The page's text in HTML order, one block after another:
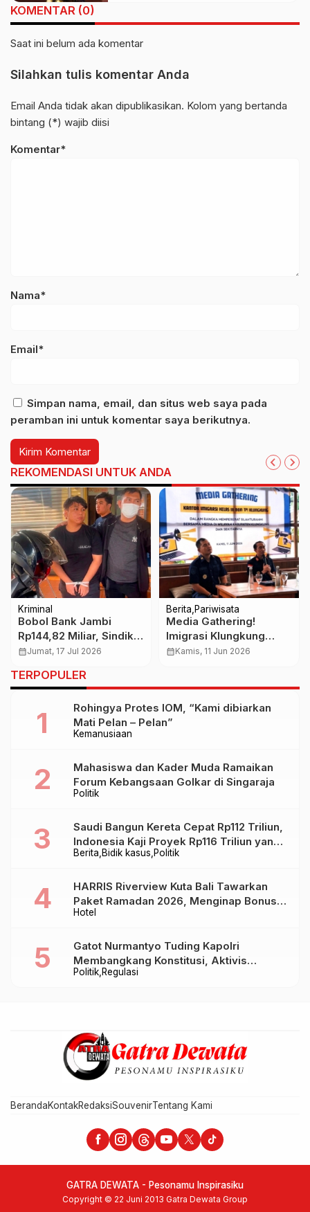
KOMENTAR (0)
Saat ini belum ada komentar
Silahkan tulis komentar Anda
Email Anda tidak akan dipublikasikan. Kolom yang bertanda
bintang (*) wajib diisi
Komentar*
Nama*
Email*
Simpan nama, email, dan situs web saya pada
peramban ini untuk komentar saya berikutnya.
REKOMENDASI UNTUK ANDA
Kriminal
Bobol Bank Jambi
Rp144,82 Miliar, Sindikat
Hacker Bulgaria
Penampung
calendar_monthJumat, 17 Jul 2026
Berita Pariwisata
Media Gathering!
Imigrasi Klungkung
Perkuat Pengawasan
Masyarakat
calendar_monthKamis, 11 Jun 2026
TERPOPULER
Kemanusiaan
Rohingya Protes IOM, “Kami dibiarkan
Mati Pelan – Pelan”
Politik
Mahasiswa dan Kader Muda Ramaikan
Forum Kebangsaan Golkar di Singaraja
Berita Bidik kasus Politik
Saudi Bangun Kereta Cepat Rp112 Triliun,
Indonesia Kaji Proyek Rp116 Triliun yang
Baru Sampai Bandung
Hotel
HARRIS Riverview Kuta Bali Tawarkan
Paket Ramadan 2026, Menginap Bonus
Takjil hingga Bukber Mulai Rp88.888
Politik Regulasi
Gatot Nurmantyo Tuding Kapolri
Membangkang Konstitusi, Aktivis
Tegaskan Polri Tak Punya Sejarah
BerandaKontakRedaksiSouvenirTentang Kami
GATRA DEWATA - Pesonamu Inspirasiku
Copyright © 22 Juni 2013 Gatra Dewata Group